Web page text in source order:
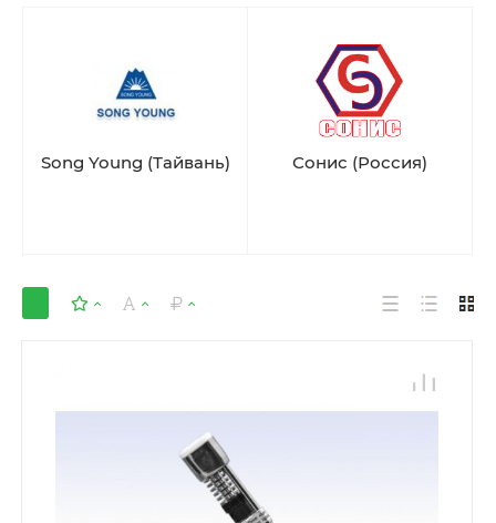
Song Young (Тайвань) Сонис (Россия)